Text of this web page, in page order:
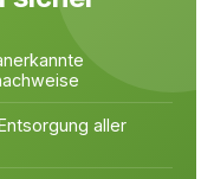
aller